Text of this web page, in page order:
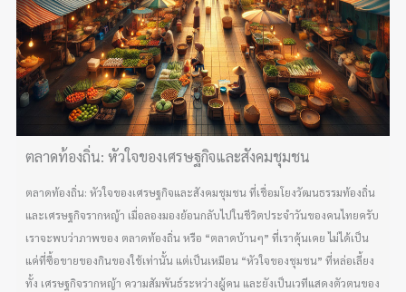
ตลาดท้องถิ่น: หัวใจของเศรษฐกิจและสังคมชุมชน
ตลาดท้องถิ่น: หัวใจของเศรษฐกิจและสังคมชุมชน ที่เชื่อมโยงวัฒนธรรมท้องถิ่น
และเศรษฐกิจรากหญ้า เมื่อลองมองย้อนกลับไปในชีวิตประจำวันของคนไทยครับ
เราจะพบว่าภาพของ ตลาดท้องถิ่น หรือ “ตลาดบ้านๆ” ที่เราคุ้นเคย ไม่ได้เป็น
แค่ที่ซื้อขายของกินของใช้เท่านั้น แต่เป็นเหมือน “หัวใจของชุมชน” ที่หล่อเลี้ยง
ทั้ง เศรษฐกิจรากหญ้า ความสัมพันธ์ระหว่างผู้คน และยังเป็นเวทีแสดงตัวตนของ